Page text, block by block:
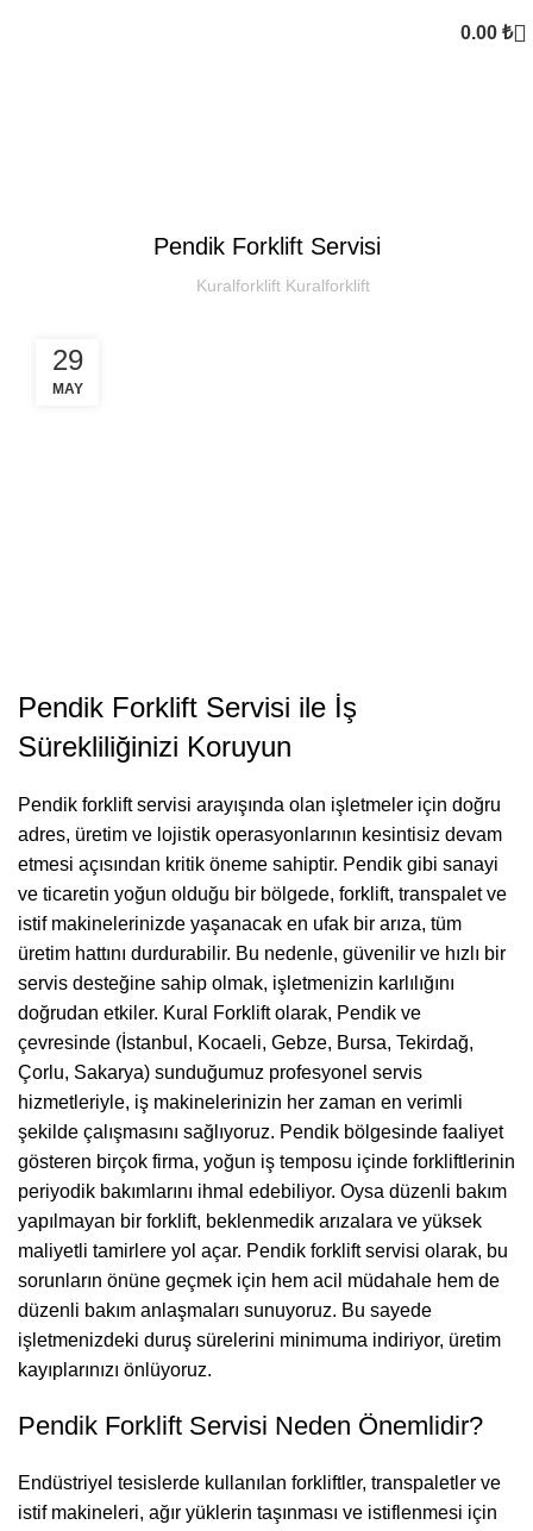
0.00 ₺
Pendik Forklift Servisi
Kuralforklift Kuralforklift
29
MAY
Pendik Forklift Servisi ile İş
Sürekliliğinizi Koruyun
Pendik forklift servisi arayışında olan işletmeler için doğru
adres, üretim ve lojistik operasyonlarının kesintisiz devam
etmesi açısından kritik öneme sahiptir. Pendik gibi sanayi
ve ticaretin yoğun olduğu bir bölgede, forklift, transpalet ve
istif makinelerinizde yaşanacak en ufak bir arıza, tüm
üretim hattını durdurabilir. Bu nedenle, güvenilir ve hızlı bir
servis desteğine sahip olmak, işletmenizin karlılığını
doğrudan etkiler. Kural Forklift olarak, Pendik ve
çevresinde (İstanbul, Kocaeli, Gebze, Bursa, Tekirdağ,
Çorlu, Sakarya) sunduğumuz profesyonel servis
hizmetleriyle, iş makinelerinizin her zaman en verimli
şekilde çalışmasını sağlıyoruz. Pendik bölgesinde faaliyet
gösteren birçok firma, yoğun iş temposu içinde forkliftlerinin
periyodik bakımlarını ihmal edebiliyor. Oysa düzenli bakım
yapılmayan bir forklift, beklenmedik arızalara ve yüksek
maliyetli tamirlere yol açar. Pendik forklift servisi olarak, bu
sorunların önüne geçmek için hem acil müdahale hem de
düzenli bakım anlaşmaları sunuyoruz. Bu sayede
işletmenizdeki duruş sürelerini minimuma indiriyor, üretim
kayıplarınızı önlüyoruz.
Pendik Forklift Servisi Neden Önemlidir?
Endüstriyel tesislerde kullanılan forkliftler, transpaletler ve
istif makineleri, ağır yüklerin taşınması ve istiflenmesi için